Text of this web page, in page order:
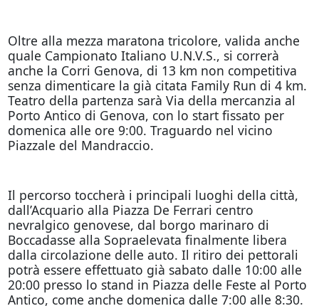
Oltre alla mezza maratona tricolore, valida anche
quale Campionato Italiano U.N.V.S., si correrà
anche la Corri Genova, di 13 km non competitiva
senza dimenticare la già citata Family Run di 4 km.
Teatro della partenza sarà Via della mercanzia al
Porto Antico di Genova, con lo start fissato per
domenica alle ore 9:00. Traguardo nel vicino
Piazzale del Mandraccio.
Il percorso toccherà i principali luoghi della città,
dall’Acquario alla Piazza De Ferrari centro
nevralgico genovese, dal borgo marinaro di
Boccadasse alla Sopraelevata finalmente libera
dalla circolazione delle auto. Il ritiro dei pettorali
potrà essere effettuato già sabato dalle 10:00 alle
20:00 presso lo stand in Piazza delle Feste al Porto
Antico, come anche domenica dalle 7:00 alle 8:30.